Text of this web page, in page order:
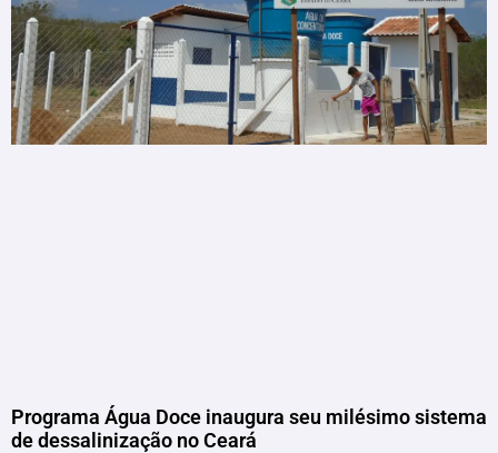
Programa Água Doce inaugura seu milésimo sistema
de dessalinização no Ceará